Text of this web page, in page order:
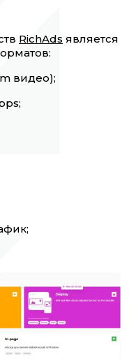
RichAds является
видео);